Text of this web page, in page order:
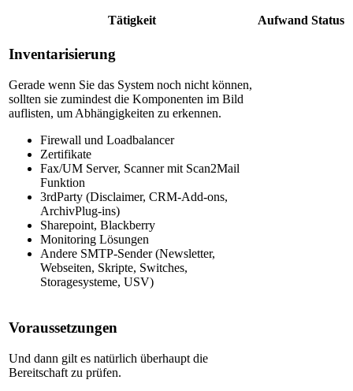
Tätigkeit Aufwand Status
Inventarisierung
Gerade wenn Sie das System noch nicht können,
sollten sie zumindest die Komponenten im Bild
auflisten, um Abhängigkeiten zu erkennen.
Firewall und Loadbalancer
Zertifikate
Fax/UM Server, Scanner mit Scan2Mail
Funktion
3rdParty (Disclaimer, CRM-Add-ons,
ArchivPlug-ins)
Sharepoint, Blackberry
Monitoring Lösungen
Andere SMTP-Sender (Newsletter,
Webseiten, Skripte, Switches,
Storagesysteme, USV)
Voraussetzungen
Und dann gilt es natürlich überhaupt die
Bereitschaft zu prüfen.